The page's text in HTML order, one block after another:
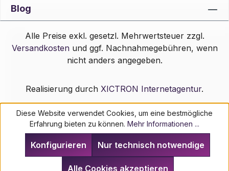
Blog
Alle Preise exkl. gesetzl. Mehrwertsteuer zzgl.
Versandkostenund ggf. Nachnahmegebühren, wenn
nicht anders angegeben.
Realisierung durch XICTRON Internetagentur.
Diese Website verwendet Cookies, um eine bestmögliche
Erfahrung bieten zu können. Mehr Informationen ...
Nur technisch notwendige
Konfigurieren
Alle Cookies akzeptieren